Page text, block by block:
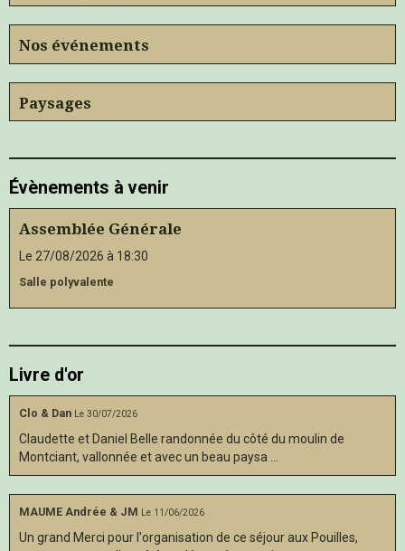
Nos événements
Paysages
Évènements à venir
Assemblée Générale
Le 27/08/2026 à 18:30
Salle polyvalente
Livre d'or
Clo & Dan Le 30/07/2026
Claudette et Daniel Belle randonnée du côté du moulin de
Montciant, vallonnée et avec un beau paysa ...
MAUME Andrée & JM Le 11/06/2026
Un grand Merci pour l'organisation de ce séjour aux Pouilles,